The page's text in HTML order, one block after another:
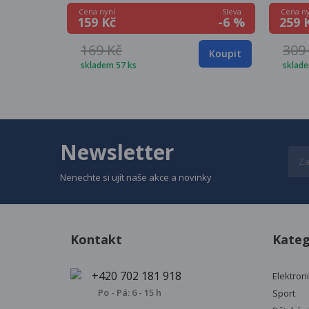
Cena nyní
159 Kč
Sleva
-6 %
169 Kč
skladem 57 ks
Koupit
Cena
259
309
Newsletter
Nenechte si ujít naše akce a novinky
Kontakt
+420 702 181 918
Po - Pá: 6 - 15 h
Sport